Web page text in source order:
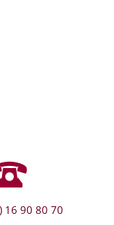
16 90 80 70